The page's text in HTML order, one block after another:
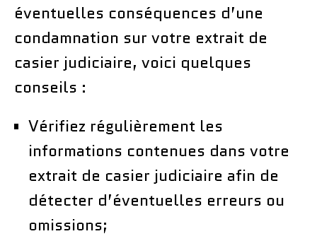
éventuelles conséquences d’une
condamnation sur votre extrait de
casier judiciaire, voici quelques
conseils :
Vérifiez régulièrement les
informations contenues dans votre
extrait de casier judiciaire afin de
détecter d’éventuelles erreurs ou
omissions;